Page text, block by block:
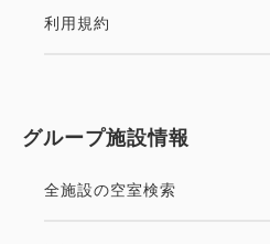
利用規約
グループ施設情報
全施設の空室検索